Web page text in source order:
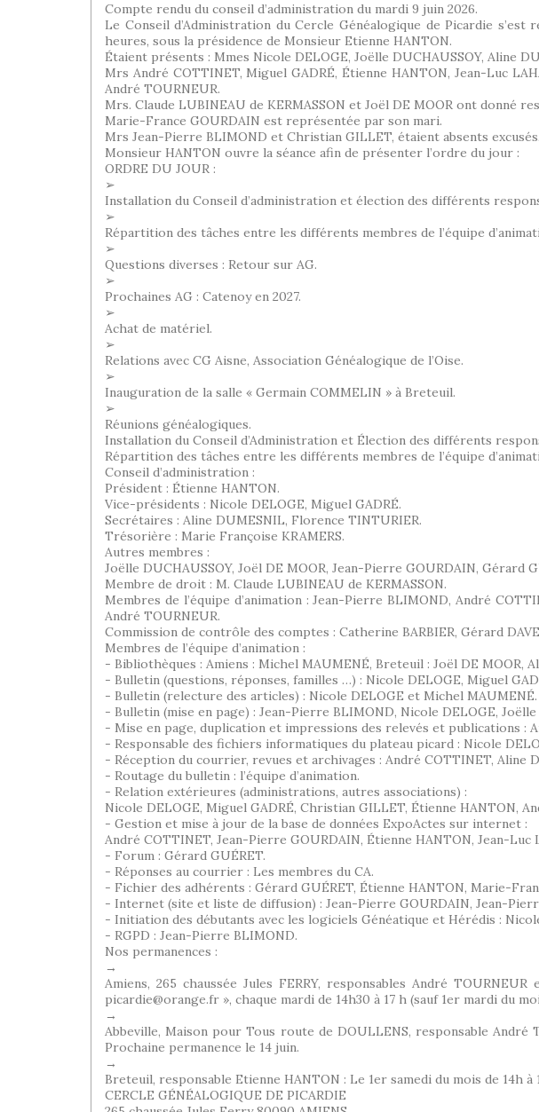
Compte rendu du conseil d’administration du mardi 9 juin 2026.
Le Conseil d’Administration du Cercle Généalogique de Picardie
heures, sous la présidence de Monsieur Etienne HANTON.
Étaient présents : Mmes Nicole DELOGE, Joëlle DUCHAUSSOY, Aline
Mrs André COTTINET, Miguel GADRÉ, Étienne HANTON, Jean-Luc
André TOURNEUR.
Mrs. Claude LUBINEAU de KERMASSON et Joël DE MOOR ont donné
Marie-France GOURDAIN est représentée par son mari.
Mrs Jean-Pierre BLIMOND et Christian GILLET, étaient absents excusés.
Monsieur HANTON ouvre la séance afin de présenter l’ordre du jour :
ORDRE DU JOUR :
➢
Installation du Conseil d’administration et élection des différents
➢
Répartition des tâches entre les différents membres de l’équipe
➢
Questions diverses : Retour sur AG.
➢
Prochaines AG : Catenoy en 2027.
➢
Achat de matériel.
➢
Relations avec CG Aisne, Association Généalogique de l’Oise.
➢
Inauguration de la salle « Germain COMMELIN » à Breteuil.
➢
Réunions généalogiques.
Installation du Conseil d’Administration et Élection des différents
Répartition des tâches entre les différents membres de l’équipe
Conseil d’administration :
Président : Étienne HANTON.
Vice-présidents : Nicole DELOGE, Miguel GADRÉ.
Secrétaires : Aline DUMESNIL, Florence TINTURIER.
Trésorière : Marie Françoise KRAMERS.
Autres membres :
Joëlle DUCHAUSSOY, Joël DE MOOR, Jean-Pierre GOURDAIN, Gérard
Membre de droit : M. Claude LUBINEAU de KERMASSON.
Membres de l’équipe d’animation : Jean-Pierre BLIMOND, André
André TOURNEUR.
Commission de contrôle des comptes : Catherine BARBIER, Gérard
Membres de l’équipe d’animation :
- Bibliothèques : Amiens : Michel MAUMENÉ, Breteuil : Joël DE MOOR,
- Bulletin (questions, réponses, familles …) : Nicole DELOGE, Miguel
- Bulletin (relecture des articles) : Nicole DELOGE et Michel MAUMENÉ.
- Bulletin (mise en page) : Jean-Pierre BLIMOND, Nicole DELOGE,
- Mise en page, duplication et impressions des relevés et publications :
- Responsable des fichiers informatiques du plateau picard : Nicole
- Réception du courrier, revues et archivages : André COTTINET, Aline
- Routage du bulletin : l’équipe d’animation.
- Relation extérieures (administrations, autres associations) :
Nicole DELOGE, Miguel GADRÉ, Christian GILLET, Étienne HANTON,
- Gestion et mise à jour de la base de données ExpoActes sur internet :
André COTTINET, Jean-Pierre GOURDAIN, Étienne HANTON, Jean-Luc
- Forum : Gérard GUÉRET.
- Réponses au courrier : Les membres du CA.
- Fichier des adhérents : Gérard GUÉRET, Étienne HANTON, Marie-
- Internet (site et liste de diffusion) : Jean-Pierre GOURDAIN, Jean-
- Initiation des débutants avec les logiciels Généatique et Hérédis :
- RGPD : Jean-Pierre BLIMOND.
Nos permanences :
→
Amiens, 265 chaussée Jules FERRY, responsables André
picardie@orange.fr », chaque mardi de 14h30 à 17 h (sauf 1er mardi du
→
Abbeville, Maison pour Tous route de DOULLENS, responsable André
Prochaine permanence le 14 juin.
→
Breteuil, responsable Etienne HANTON : Le 1er samedi du mois de 14h
CERCLE GÉNÉALOGIQUE DE PICARDIE